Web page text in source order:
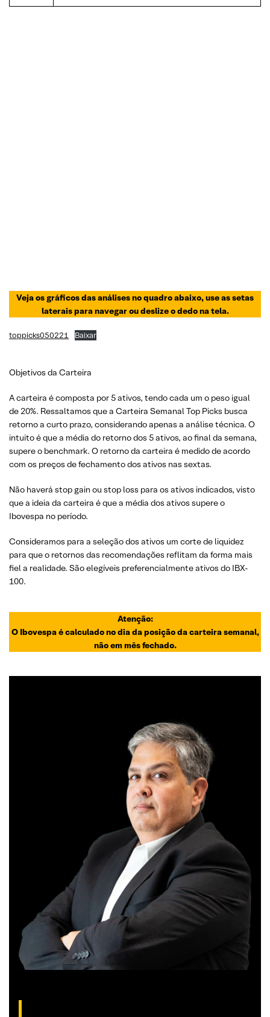
Veja os gráficos das análises no quadro abaixo, use as setas
laterais para navegar ou deslize o dedo na tela.
toppicks050221 Baixar
Objetivos da Carteira
A carteira é composta por 5 ativos, tendo cada um o peso igual
de 20%. Ressaltamos que a Carteira Semanal Top Picks busca
retorno a curto prazo, considerando apenas a análise técnica. O
intuito é que a média do retorno dos 5 ativos, ao final da semana,
supere o benchmark. O retorno da carteira é medido de acordo
com os preços de fechamento dos ativos nas sextas.
Não haverá stop gain ou stop loss para os ativos indicados, visto
que a ideia da carteira é que a média dos ativos supere o
Ibovespa no período.
Consideramos para a seleção dos ativos um corte de liquidez
para que o retornos das recomendações reflitam da forma mais
fiel a realidade. São elegíveis preferencialmente ativos do IBX-
100.
Atenção:
O Ibovespa é calculado no dia da posição da carteira semanal,
não em mês fechado.